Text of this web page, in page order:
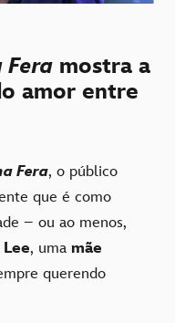
Fera mostra a
amor entre
Fera, o público
que é como
– ou ao menos,
, uma mãe
querendo